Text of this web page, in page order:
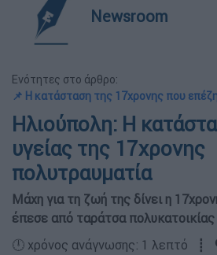
Newsroom
Ενότητες στο άρθρο:
📌 Η κατάσταση της 17χρονης που
Ηλιούπολη: Η
υγείας της 17χρονης
πολυτραυματία
Μάχη για τη ζωή της δίνει η
έπεσε από ταράτσα
🕛 χρόνος ανάγνωσης: 1 λεπτό